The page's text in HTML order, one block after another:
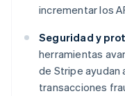
incrementar los
Seguridad y
herramientas
de Stripe ayudan
transacciones